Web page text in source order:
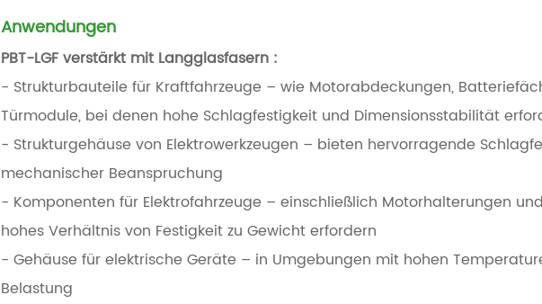
Anwendungen
PBT-LGF verstärkt mit Langglasfasern :
- Strukturbauteile für Kraftfahrzeuge – wie Motorabdeckungen,
Türmodule, bei denen hohe Schlagfestigkeit und Dimensionsstabilität
- Strukturgehäuse von Elektrowerkzeugen – bieten hervorragende
mechanischer Beanspruchung
- Komponenten für Elektrofahrzeuge – einschließlich Motorhalterungen
hohes Verhältnis von Festigkeit zu Gewicht erfordern
- Gehäuse für elektrische Geräte – in Umgebungen mit hohen
Belastung